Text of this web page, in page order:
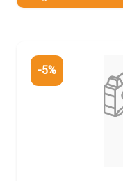
-5%